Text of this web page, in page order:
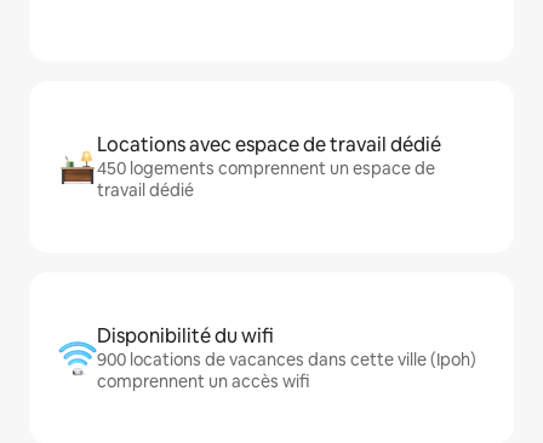
Locations avec espace de travail dédié
450 logements comprennent un espace de
travail dédié
Disponibilité du wifi
900 locations de vacances dans cette ville (Ipoh)
comprennent un accès wifi